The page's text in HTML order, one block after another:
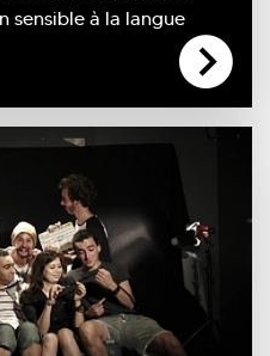
sensible à la langue